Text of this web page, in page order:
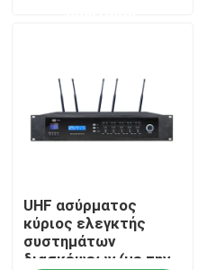
Μας ελάτε σε επαφή με
Ειδήσεις
Περιπτώσεις
Ενισχυτής συστημάτων PA
UHF ασύρματος
κύριος ελεγκτής
συστημάτων
διασκέψεων (με την